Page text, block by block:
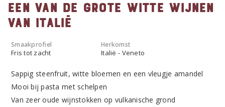
Een van de grote witte wijnen
van Italië
Smaakprofiel
Fris tot zacht
Herkomst
Italië - Veneto
Sappig steenfruit, witte bloemen en een vleugje amandel
Mooi bij pasta met schelpen
Van zeer oude wijnstokken op vulkanische grond